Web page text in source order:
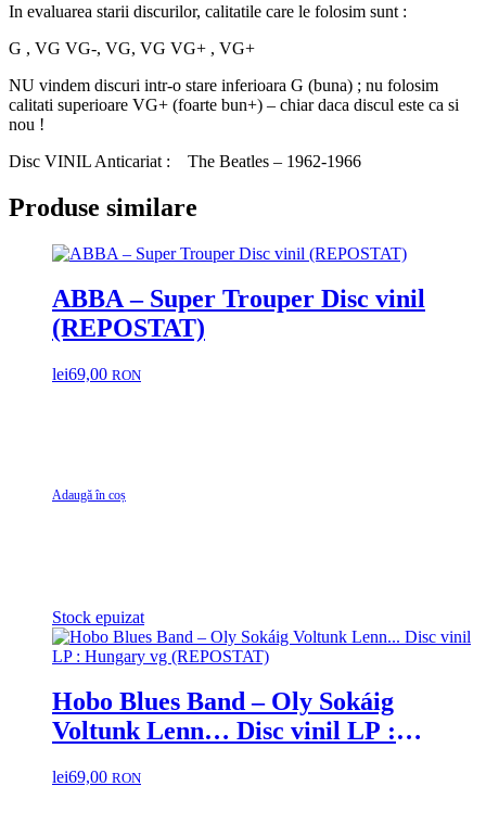
In evaluarea starii discurilor, calitatile care le folosim sunt :
G , VG VG-, VG, VG VG+ , VG+
NU vindem discuri intr-o stare inferioara G (buna) ; nu folosim
calitati superioare VG+ (foarte bun+) – chiar daca discul este ca si
nou !
Disc VINIL Anticariat : The Beatles – 1962-1966
Produse similare
ABBA ‎– Super Trouper Disc vinil
(REPOSTAT)
lei69,00 RON
Adaugă în coș
Stock epuizat
Hobo Blues Band – Oly Sokáig
Voltunk Lenn… Disc vinil LP :
lei69,00 RON